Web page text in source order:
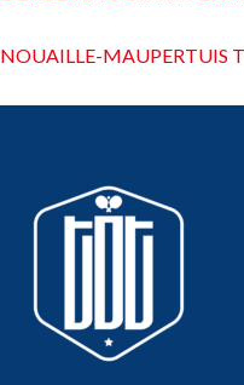
NOUAILLE-MAUPERTUIS